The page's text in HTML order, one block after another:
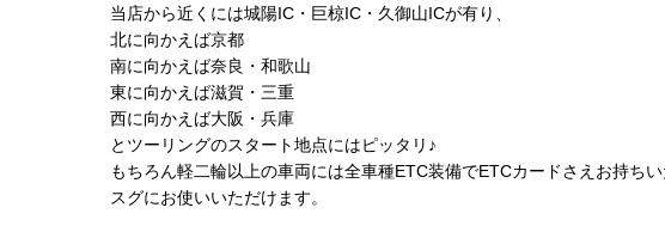
当店から近くには城陽IC・巨椋IC・久御山ICが有り、
北に向かえば京都
南に向かえば奈良・和歌山
東に向かえば滋賀・三重
西に向かえば大阪・兵庫
とツーリングのスタート地点にはピッタリ♪
もちろん軽二輪以上の車両には全車種ETC装備でETCカードさえお持ち
スグにお使いいただけます。